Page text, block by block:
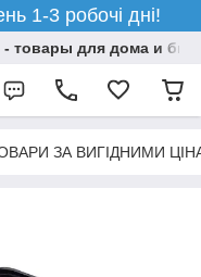
1-3 робочі дні!
для дома и
ЗА ВИГІДНИМИ